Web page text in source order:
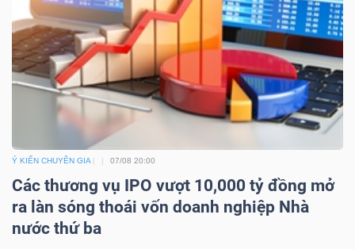
Ý KIẾN CHUYÊN GIA 07/08 20:00
Các thương vụ IPO vượt 10,000 tỷ đồng mở
ra làn sóng thoái vốn doanh nghiệp Nhà
nước thứ ba
Bài
viết
của
Báo
cáo
phân